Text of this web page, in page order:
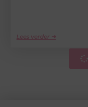
Lees verder ➜